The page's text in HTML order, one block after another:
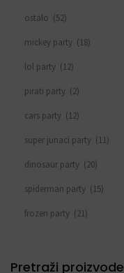
ostalo (52)
mickey party (18)
lol party (12)
pirati party (2)
cars party (12)
super junaci party (11)
dinosaur party (20)
spiderman party (15)
frozen party (21)
princeza party (15)
Pretraži proizvode